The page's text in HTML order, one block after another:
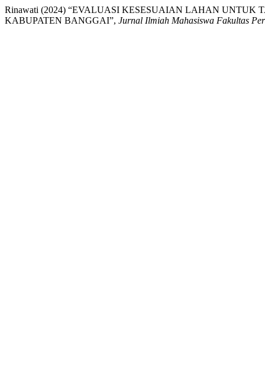
Rinawati (2024) “EVALUASI KESESUAIAN LAHAN UNTUK
KABUPATEN BANGGAI”, Jurnal Ilmiah Mahasiswa Fakultas